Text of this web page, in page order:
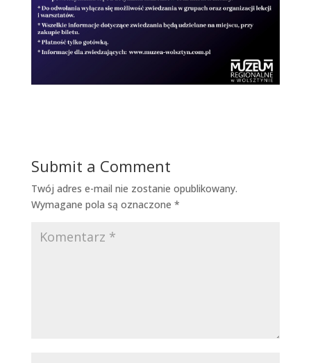
Submit a Comment
Twój adres e-mail nie zostanie opublikowany.
Wymagane pola są oznaczone *